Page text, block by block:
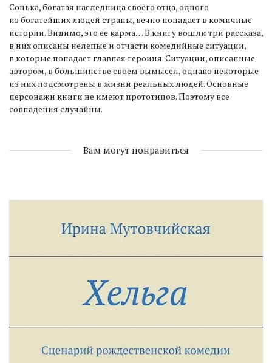
Сонька, богатая наследница своего отца, одного
из богатейших людей страны, вечно попадает в комичные
истории. Видимо, это ее карма… В книгу вошли три рассказа,
в них описаны нелепые и отчасти комедийные ситуации,
в которые попадает главная героиня. Ситуации, описанные
автором, в большинстве своем вымысел, однако некоторые
из них подсмотрены в жизни реальных людей. Основные
персонажи книги не имеют прототипов. Поэтому все
совпадения случайны.
Вам могут понравиться